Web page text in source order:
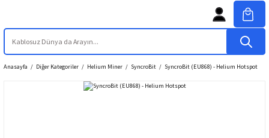
Anasayfa Diğer Kategoriler Helium Miner SyncroBit SyncroBit (EU868) - Helium Hotspot